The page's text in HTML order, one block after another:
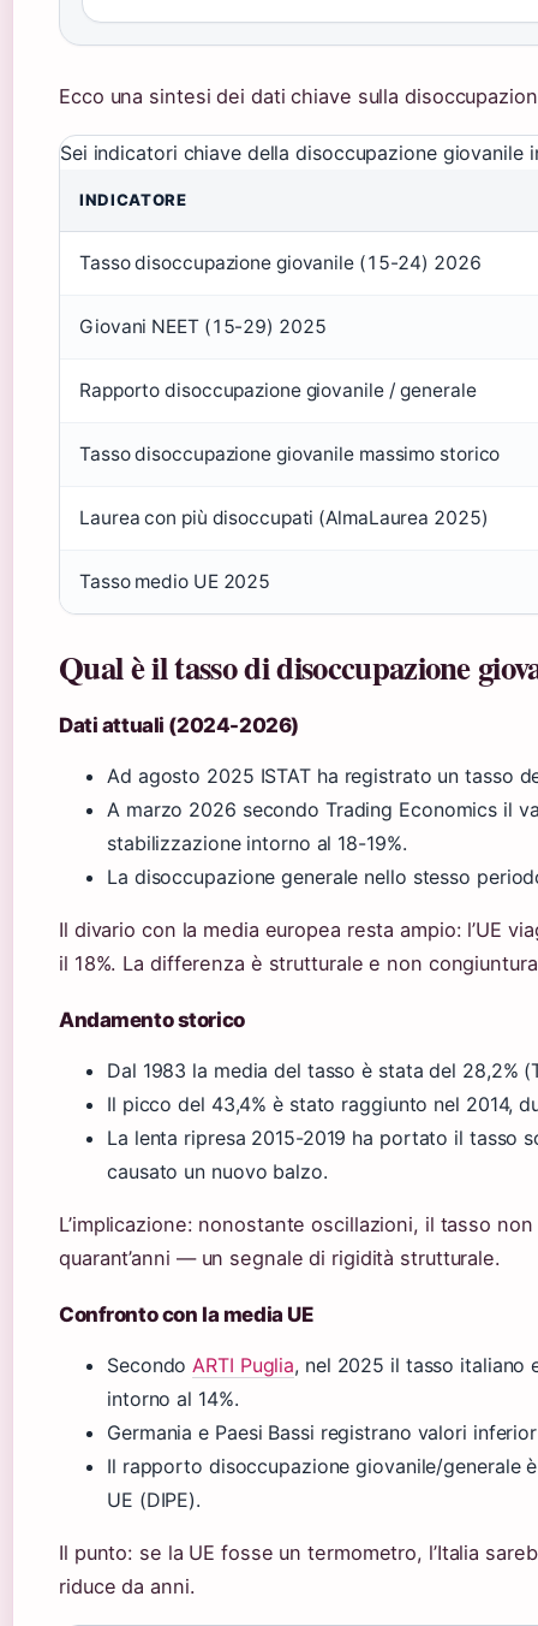
Ecco una sintesi dei dati chiave sulla
Sei indicatori chiave della disoccupazione giovanile
INDICATORE
Tasso disoccupazione giovanile (15-24) 2026
Giovani NEET (15-29) 2025
Rapporto disoccupazione giovanile / generale
Tasso disoccupazione giovanile massimo storico
Laurea con più disoccupati (AlmaLaurea 2025)
Tasso medio UE 2025
Qual è il tasso di disoccupazione
Dati attuali (2024-2026)
Ad agosto 2025 ISTAT ha registrato un tasso
A marzo 2026 secondo Trading Economics il
stabilizzazione intorno al 18-19%.
La disoccupazione generale nello stesso
Il divario con la media europea resta ampio: l’UE
il 18%. La differenza è strutturale e non
Andamento storico
Dal 1983 la media del tasso è stata del 28,2%
Il picco del 43,4% è stato raggiunto nel 2014,
La lenta ripresa 2015-2019 ha portato il tasso
causato un nuovo balzo.
L’implicazione: nonostante oscillazioni, il tasso
quarant’anni — un segnale di rigidità strutturale.
Confronto con la media UE
SecondoARTI Puglia, nel 2025 il tasso italiano
intorno al 14%.
Germania e Paesi Bassi registrano valori
Il rapporto disoccupazione giovanile/generale
UE (DIPE).
Il punto: se la UE fosse un termometro, l’Italia
riduce da anni.